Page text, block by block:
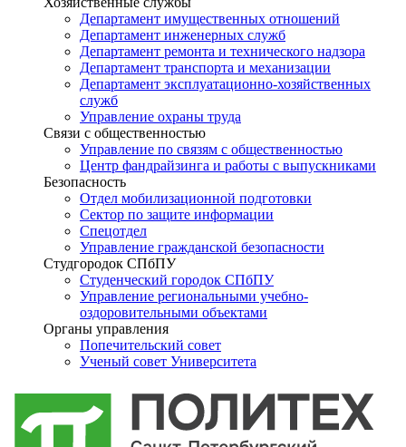
Департамент имущественных отношений
Департамент инженерных служб
Департамент ремонта и технического надзора
Департамент транспорта и механизации
Департамент эксплуатационно-хозяйственных
служб
Управление охраны труда
Связи с общественностью
Управление по связям с общественностью
Центр фандрайзинга и работы с выпускниками
Безопасность
Отдел мобилизационной подготовки
Сектор по защите информации
Спецотдел
Управление гражданской безопасности
Студгородок СПбПУ
Студенческий городок СПбПУ
Управление региональными учебно-
оздоровительными объектами
Органы управления
Попечительский совет
Ученый совет Университета